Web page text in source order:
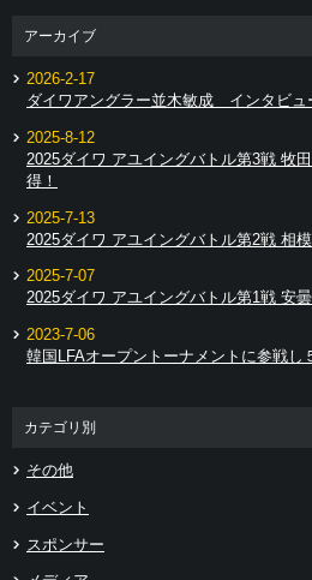
アーカイブ
2026-2-17
ダイワアングラー並木敏成 インタビュ
2025-8-12
2025ダイワ アユイングバトル第3戦 牧
得！
2025-7-13
2025ダイワ アユイングバトル第2戦 相
2025-7-07
2025ダイワ アユイングバトル第1戦 安
2023-7-06
韓国LFAオープントーナメントに参戦し
カテゴリ別
その他
イベント
スポンサー